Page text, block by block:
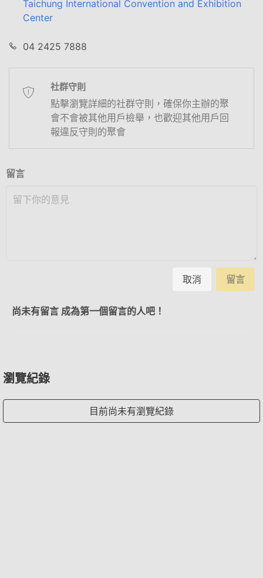
Taichung International Convention and Exhibition
Center
04 2425 7888
社群守則
點擊瀏覽詳細的社群守則，確保你主辦的聚
會不會被其他用戶檢舉，也歡迎其他用戶回
報違反守則的聚會
留言
取消 留言
尚未有留言 成為第一個留言的人吧！
瀏覽紀錄
目前尚未有瀏覽紀錄